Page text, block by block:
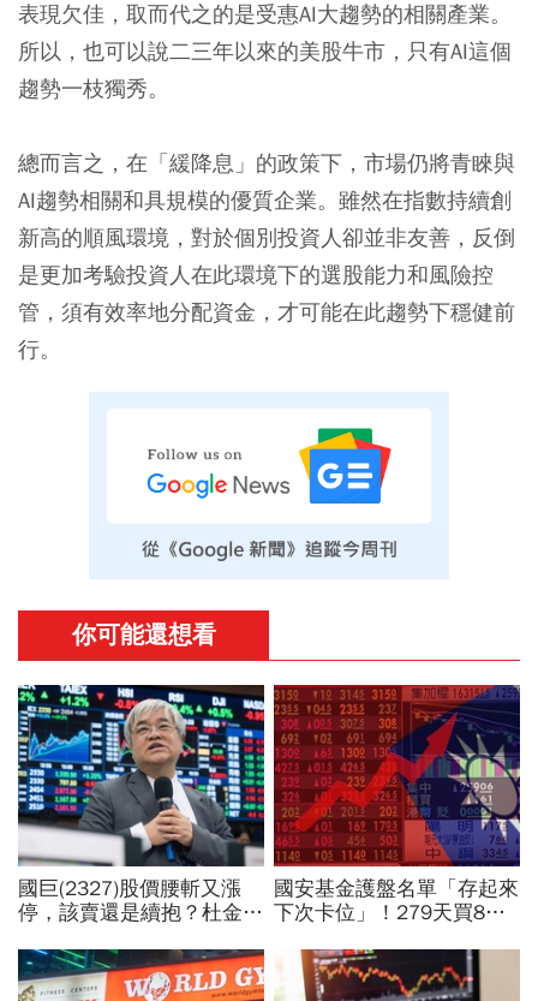
表現欠佳，取而代之的是受惠AI大趨勢的相關產業。
所以，也可以說二三年以來的美股牛市，只有AI這個
趨勢一枝獨秀。
總而言之，在「緩降息」的政策下，市場仍將青睞與
AI趨勢相關和具規模的優質企業。雖然在指數持續創
新高的順風環境，對於個別投資人卻並非友善，反倒
是更加考驗投資人在此環境下的選股能力和風險控
管，須有效率地分配資金，才可能在此趨勢下穩健前
行。